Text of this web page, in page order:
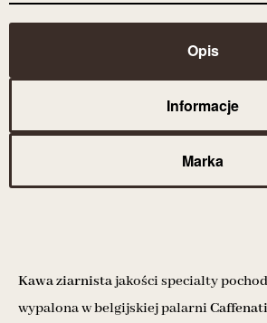
Opis
Informacje
Marka
Kawa ziarnistajakości specialty
wypalona w belgijskiej palarni